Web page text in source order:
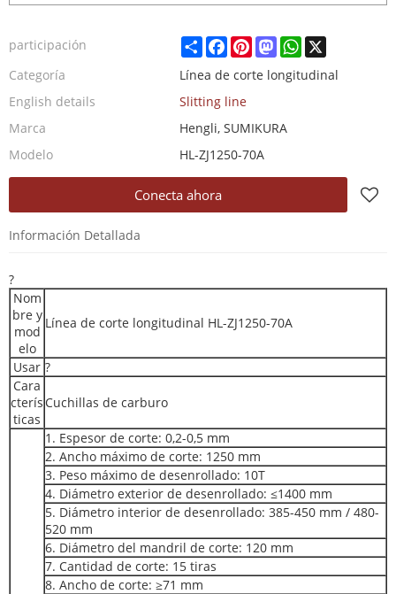
participación ShareFacebook
PinterestMastodonWhatsApp
X
Categoría
Línea de corte longitudinal
English details
Slitting line
Marca
Hengli, SUMIKURA
Modelo
HL-ZJ1250-70A
Conecta ahora
Información Detallada
?
Nom
bre y
mod
elo
Línea de corte longitudinal HL-ZJ1250-70A
Usar ?
Cara
cterís
ticas
Cuchillas de carburo
1. Espesor de corte: 0,2-0,5 mm
2. Ancho máximo de corte: 1250 mm
3. Peso máximo de desenrollado: 10T
4. Diámetro exterior de desenrollado: ≤1400 mm
5. Diámetro interior de desenrollado: 385-450 mm / 480-
520 mm
6. Diámetro del mandril de corte: 120 mm
7. Cantidad de corte: 15 tiras
8. Ancho de corte: ≥71 mm